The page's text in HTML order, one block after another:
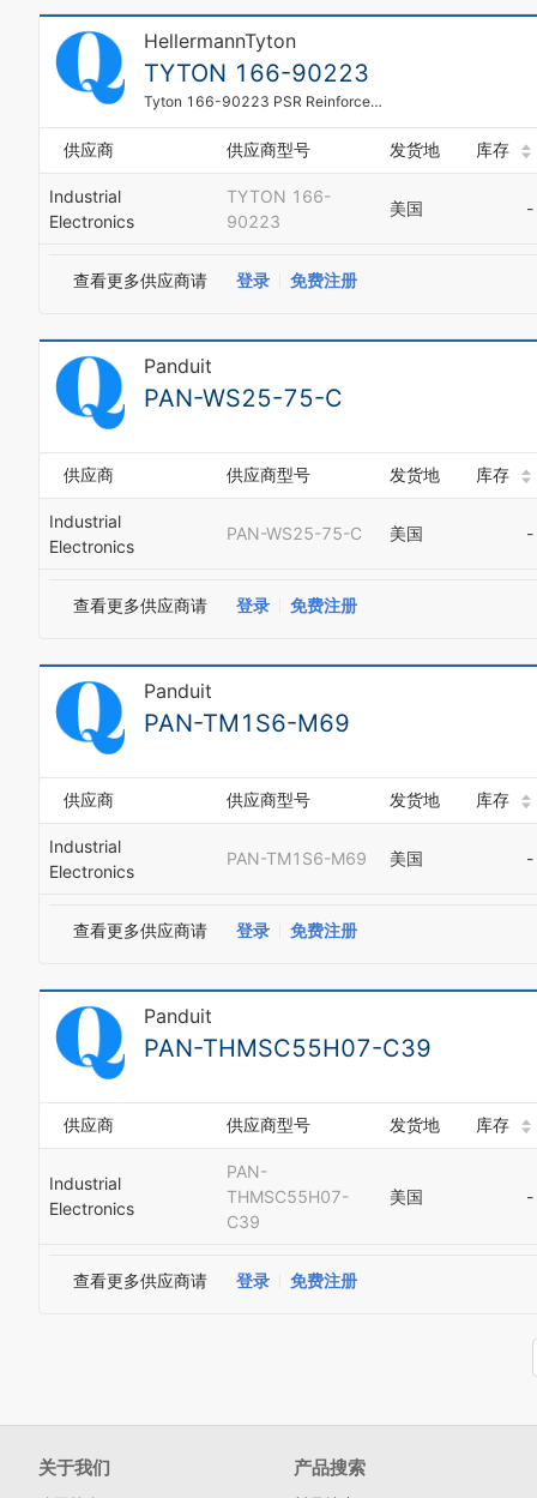
HellermannTyton
TYTON 166-90223
Tyton 166-90223 PSR Reinforced Spiral Tubing PSR Series, PVC
供应商 供应商型号 发货地 库存
Industrial
Electronics
TYTON 166-
90223
美国 -
查看更多供应商请 登录 免费注册
Panduit
PAN-WS25-75-C
供应商 供应商型号 发货地 库存
Industrial
Electronics
PAN-WS25-75-C 美国 -
查看更多供应商请 登录 免费注册
Panduit
PAN-TM1S6-M69
供应商 供应商型号 发货地 库存
Industrial
Electronics
PAN-TM1S6-M69 美国 -
查看更多供应商请 登录 免费注册
Panduit
PAN-THMSC55H07-C39
供应商 供应商型号 发货地 库存
Industrial
Electronics
PAN-
THMSC55H07-
C39
美国 -
查看更多供应商请 登录 免费注册
关于我们 产品搜索